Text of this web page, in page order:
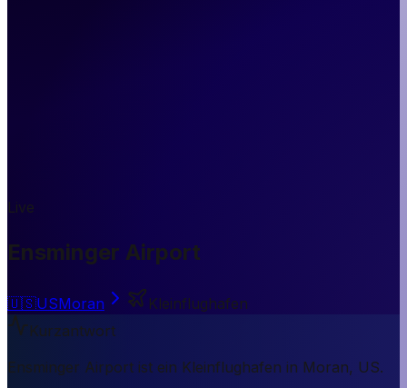
Live
Ensminger Airport
🇺🇸USMoran
Kleinflughafen
Kurzantwort
Ensminger Airport ist ein Kleinflughafen in Moran, US.